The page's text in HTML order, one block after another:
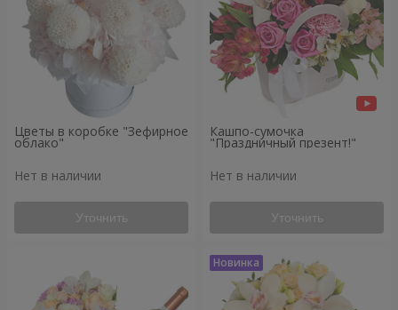
Цветы в коробке "Зефирное
облако"
Нет в наличии
Уточнить
Кашпо-сумочка
"Праздничный презент!"
Нет в наличии
Уточнить